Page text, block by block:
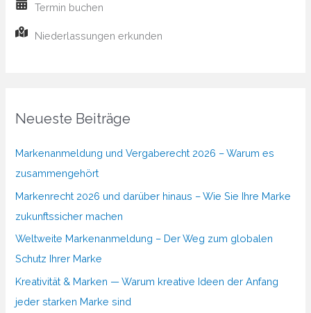
Termin buchen
Niederlassungen erkunden
Neueste Beiträge
Markenanmeldung und Vergaberecht 2026 – Warum es
zusammengehört
Markenrecht 2026 und darüber hinaus – Wie Sie Ihre Marke
zukunftssicher machen
Weltweite Markenanmeldung – Der Weg zum globalen
Schutz Ihrer Marke
Kreativität & Marken — Warum kreative Ideen der Anfang
jeder starken Marke sind